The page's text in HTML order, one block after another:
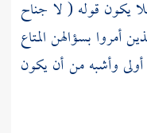
يكون قوله ( لا جناح
أمروا بسؤالهن المتاع
وأشبه من أن يكون